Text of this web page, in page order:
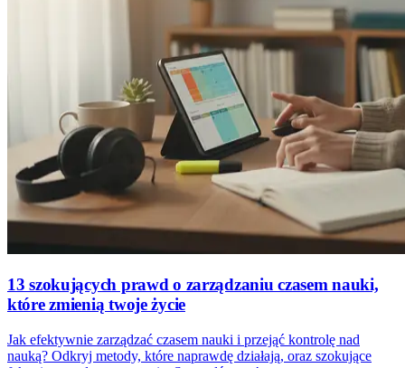
13 szokujących prawd o zarządzaniu czasem nauki,
które zmienią twoje życie
Jak efektywnie zarządzać czasem nauki i przejąć kontrolę nad
nauką? Odkryj metody, które naprawdę działają, oraz szokujące